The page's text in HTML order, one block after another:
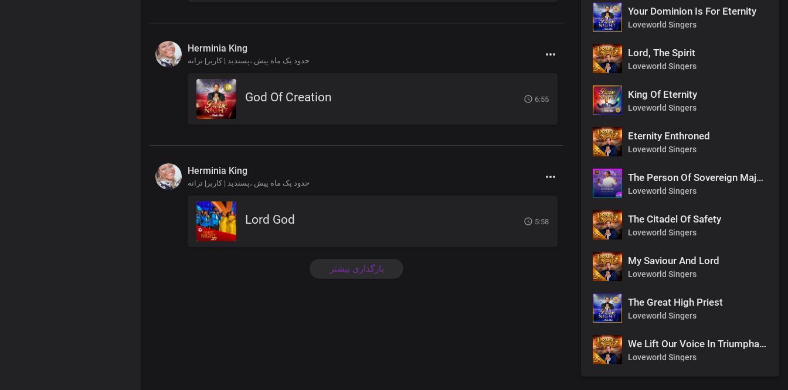
Herminia King
پسندید | کاربر| ترانه، حدود یک ماه پیش
God Of Creation 6:55
Herminia King
پسندید | کاربر| ترانه، حدود یک ماه پیش
Lord God 5:58
بارگذاری بیشتر
Your Dominion Is For Eternity
Loveworld Singers
Lord, The Spirit
Loveworld Singers
King Of Eternity
Loveworld Singers
Eternity Enthroned
Loveworld Singers
The Person Of Sovereign Majesty
Loveworld Singers
The Citadel Of Safety
Loveworld Singers
My Saviour And Lord
Loveworld Singers
The Great High Priest
Loveworld Singers
We Lift Our Voice In Triumphant Songs
Loveworld Singers